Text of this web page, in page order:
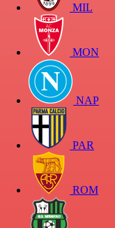
MIL
MON
NAP
PAR
ROM